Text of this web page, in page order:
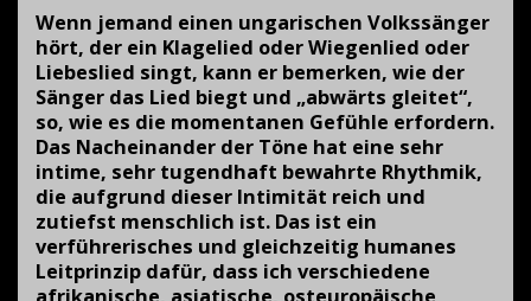
Wenn jemand einen ungarischen Volkssänger
hört, der ein Klagelied oder Wiegenlied oder
Liebeslied singt, kann er bemerken, wie der
Sänger das Lied biegt und „abwärts gleitet“,
so, wie es die momentanen Gefühle erfordern.
Das Nacheinander der Töne hat eine sehr
intime, sehr tugendhaft bewahrte Rhythmik,
die aufgrund dieser Intimität reich und
zutiefst menschlich ist. Das ist ein
verführerisches und gleichzeitig humanes
Leitprinzip dafür, dass ich verschiedene
afrikanische, asiatische, osteuropäische